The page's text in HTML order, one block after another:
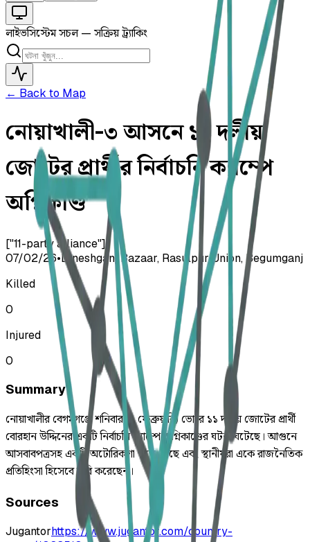
লাইভসিস্টেম সচল — সক্রিয় ট্র্যাকিং
← Back to Map
নোয়াখালী-৩ আসনে ১১ দলীয়
জোটের প্রার্থীর নির্বাচনি ক্যাম্পে
অগ্নিকাণ্ড
["11-party alliance"]
07/02/26•Dineshganj Bazaar, Rasulpur Union, Begumganj
Killed
0
Injured
0
Summary
নোয়াখালীর বেগমগঞ্জে শনিবার (৭ ফেব্রুয়ারি) ভোরে ১১ দলীয় জোটের প্রার্থী
বোরহান উদ্দিনের একটি নির্বাচনি ক্যাম্পে অগ্নিকাণ্ডের ঘটনা ঘটেছে। আগুনে
আসবাবপত্রসহ একটি অটোরিকশা পুড়ে গেছে এবং স্থানীয়রা একে রাজনৈতিক
প্রতিহিংসা হিসেবে দাবি করেছেন।
Sources
Jugantorhttps://www.jugantor.com/country-